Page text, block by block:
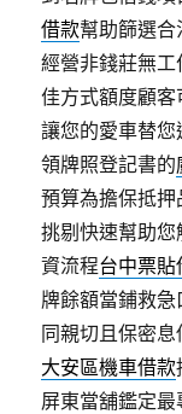
借款幫助篩選
經營非錢莊無工
佳方式額度顧
讓您的愛車替
領牌照登記書的
預算為擔保抵
挑剔快速幫助
資流程台中票貼
牌餘額當鋪救
同親切且保密
大安區機車借款
屏東當舖鑑定最